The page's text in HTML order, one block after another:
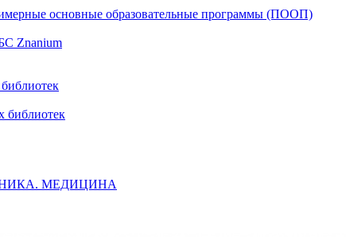
основные образовательные программы (ПООП)
Znanium
библиотек
МЕДИЦИНА